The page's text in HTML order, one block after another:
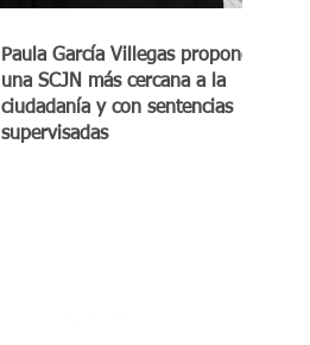
Paula García Villegas propone
una SCJN más cercana a la
ciudadanía y con sentencias
supervisadas